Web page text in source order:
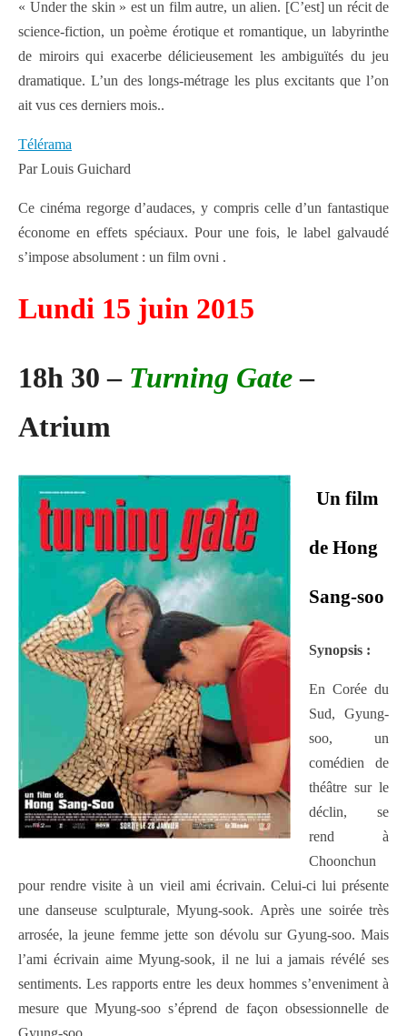
« Under the skin » est un film autre, un alien. [C’est] un récit de
science-fiction, un poème érotique et romantique, un labyrinthe
de miroirs qui exacerbe délicieusement les ambiguïtés du jeu
dramatique. L’un des longs-métrage les plus excitants que l’on
ait vus ces derniers mois..
Télérama
Par Louis Guichard
Ce cinéma regorge d’audaces, y compris celle d’un fantastique
économe en effets spéciaux. Pour une fois, le label galvaudé
s’impose absolument : un film ovni .
Lundi 15 juin 2015
18h 30 – Turning Gate –
Atrium
Un film
de Hong
Sang-soo
Synopsis :
En Corée du
Sud, Gyung-
soo, un
comédien de
théâtre sur le
déclin, se
rend à
Choonchun
pour rendre visite à un vieil ami écrivain. Celui-ci lui présente
une danseuse sculpturale, Myung-sook. Après une soirée très
arrosée, la jeune femme jette son dévolu sur Gyung-soo. Mais
l’ami écrivain aime Myung-sook, il ne lui a jamais révélé ses
sentiments. Les rapports entre les deux hommes s’enveniment à
mesure que Myung-soo s’éprend de façon obsessionnelle de
Gyung-soo.